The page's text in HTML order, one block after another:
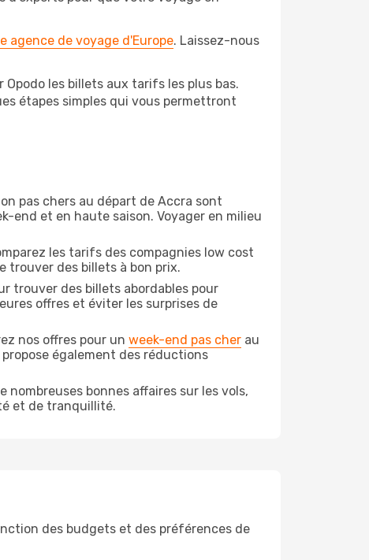
agence de voyage d'Europe. Laissez-nous
les billets aux tarifs les plus bas.
étapes simples qui vous permettront
pas chers au départ de Accra sont
end et en haute saison. Voyager en milieu
les tarifs des compagnies low cost
trouver des billets à bon prix.
trouver des billets abordables pour
offres et éviter les surprises de
nos offres pour un week-end pas cher au
également des réductions
nombreuses bonnes affaires sur les vols,
et de tranquillité.
des budgets et des préférences de